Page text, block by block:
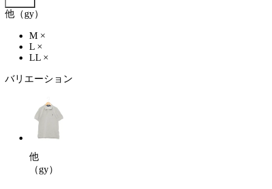
他（gy）
M ×
L ×
LL ×
バリエーション
他
（gy）